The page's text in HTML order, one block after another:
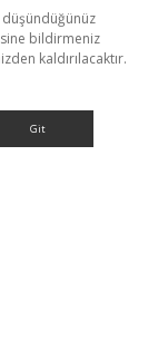
düşündüğünüz
bildirmeniz
kaldırılacaktır.